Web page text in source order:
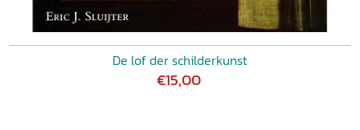
De lof der schilderkunst
€15,00